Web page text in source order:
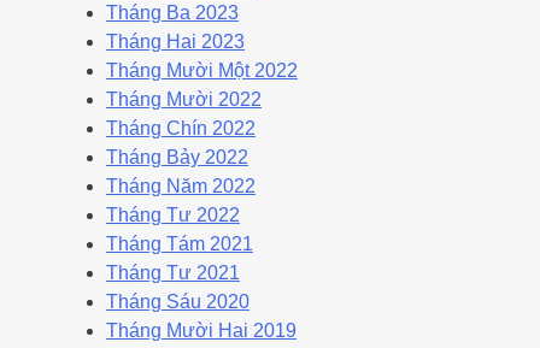
Tháng Ba 2023
Tháng Hai 2023
Tháng Mười Một 2022
Tháng Mười 2022
Tháng Chín 2022
Tháng Bảy 2022
Tháng Năm 2022
Tháng Tư 2022
Tháng Tám 2021
Tháng Tư 2021
Tháng Sáu 2020
Tháng Mười Hai 2019